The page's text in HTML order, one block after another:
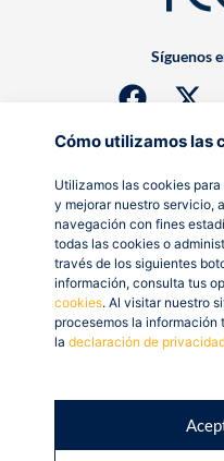
Cómo utilizamos las
Utilizamos las cookies
y mejorar nuestro servicio,
navegación con fines
todas las cookies o
través de los siguientes
información, consulta tus
cookies. Al visitar nuestro
procesemos la información
la declaración de
Síguenos